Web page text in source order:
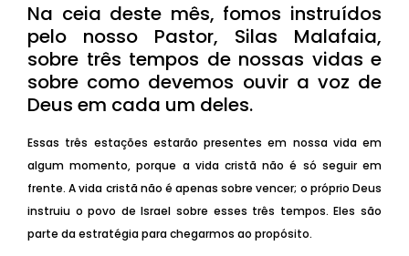
Na ceia deste mês, fomos instruídos
pelo nosso Pastor, Silas Malafaia,
sobre três tempos de nossas vidas e
sobre como devemos ouvir a voz de
Deus em cada um deles.
Essas três estações estarão presentes em nossa vida em
algum momento, porque a vida cristã não é só seguir em
frente. A vida cristã não é apenas sobre vencer; o próprio Deus
instruiu o povo de Israel sobre esses três tempos. Eles são
parte da estratégia para chegarmos ao propósito.